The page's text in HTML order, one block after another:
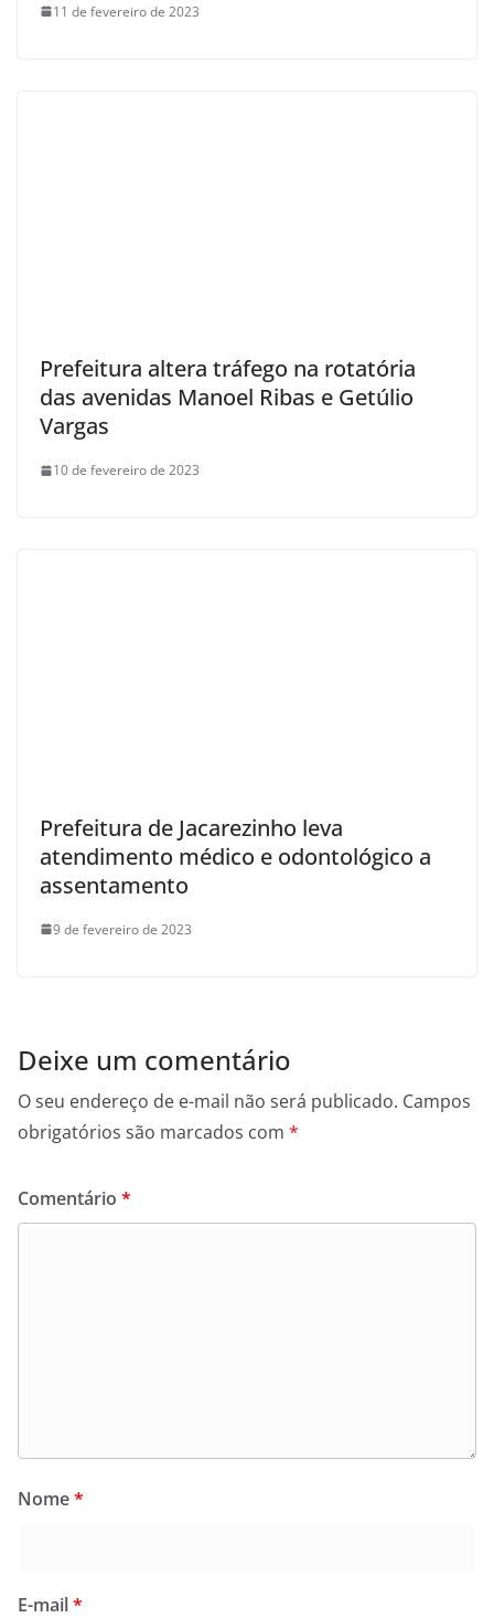
11 de fevereiro de 2023
Prefeitura altera tráfego na rotatória
das avenidas Manoel Ribas e Getúlio
Vargas
10 de fevereiro de 2023
Prefeitura de Jacarezinho leva
atendimento médico e odontológico a
assentamento
9 de fevereiro de 2023
Deixe um comentário
O seu endereço de e-mail não será publicado. Campos
obrigatórios são marcados com *
Comentário *
Nome*
E-mail*